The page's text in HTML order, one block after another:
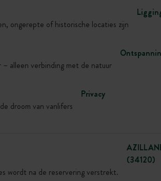
ongerepte of historische locaties zijn
alleen verbinding met de natuur
Privacy
droom van vanlifers
(34120)
wordt na de reservering verstrekt.